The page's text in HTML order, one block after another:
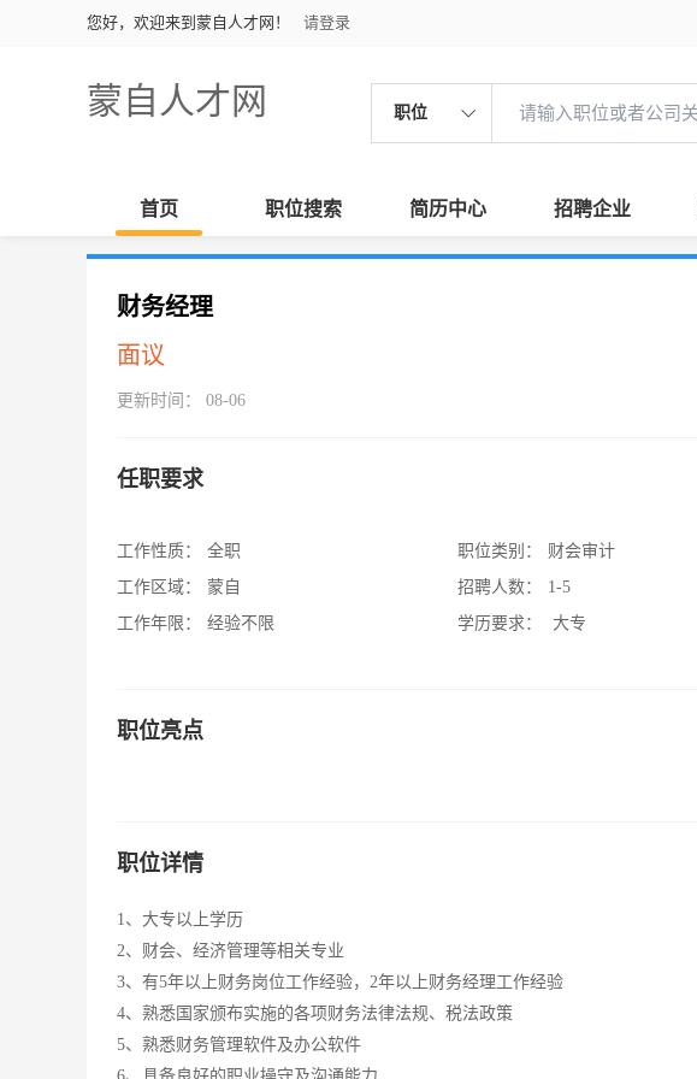
您好，欢迎来到蒙自人才网！ 请登录
蒙自人才网 职位
首页 职位搜索 简历中心 招聘企业
财务经理
面议
更新时间： 08-06
任职要求
工作性质：
全职
工作区域：
蒙自
工作年限：
经验不限
职位类别：
财会审计
招聘人数：
1-5
学历要求：
大专
职位亮点
职位详情
1、大专以上学历
2、财会、经济管理等相关专业
3、有5年以上财务岗位工作经验，2年以上财务经理工作经验
4、熟悉国家颁布实施的各项财务法律法规、税法政策
5、熟悉财务管理软件及办公软件